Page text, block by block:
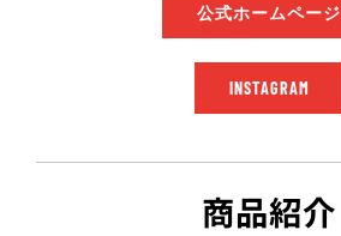
公式ホームページ
INSTAGRAM
商品紹介